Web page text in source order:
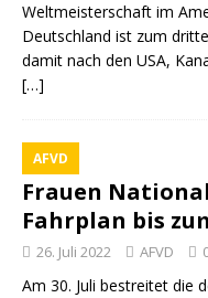
Weltmeisterschaft im
Deutschland ist zum
damit nach den USA,
[…]
AFVD
Frauen
Fahrplan bis
26. Juli 2022 AFVD
Am 30. Juli bestreitet die